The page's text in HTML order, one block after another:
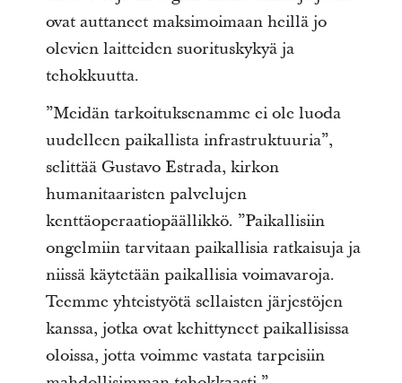
ovat auttaneet maksimoimaan heillä jo
olevien laitteiden suorituskykyä ja
tehokkuutta.
”Meidän tarkoituksenamme ei ole luoda
uudelleen paikallista infrastruktuuria”,
selittää Gustavo Estrada, kirkon
humanitaaristen palvelujen
kenttäoperaatiopäällikkö. ”Paikallisiin
ongelmiin tarvitaan paikallisia ratkaisuja ja
niissä käytetään paikallisia voimavaroja.
Teemme yhteistyötä sellaisten järjestöjen
kanssa, jotka ovat kehittyneet paikallisissa
oloissa, jotta voimme vastata tarpeisiin